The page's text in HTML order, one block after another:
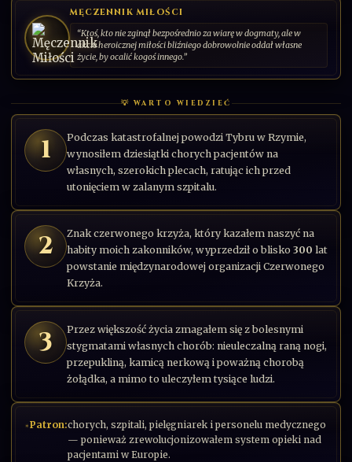
MĘCZENNIK MIŁOŚCI
“Ktoś, kto nie zginął bezpośrednio za wiarę w dogmaty, ale w
akcie heroicznej miłości bliźniego dobrowolnie oddał własne
życie, by ocalić kogoś innego.”
💡 WARTO WIEDZIEĆ
1
Podczas katastrofalnej powodzi Tybru w Rzymie,
wynosiłem dziesiątki chorych pacjentów na
własnych, szerokich plecach, ratując ich przed
utonięciem w zalanym szpitalu.
2
Znak czerwonego krzyża, który kazałem naszyć na
habity moich zakonników, wyprzedził o blisko 300 lat
powstanie międzynarodowej organizacji Czerwonego
Krzyża.
3
Przez większość życia zmagałem się z bolesnymi
stygmatami własnych chorób: nieuleczalną raną nogi,
przepukliną, kamicą nerkową i poważną chorobą
żołądka, a mimo to uleczyłem tysiące ludzi.
Patron:chorych, szpitali, pielęgniarek i personelu medycznego
— ponieważ zrewolucjonizowałem system opieki nad
pacjentami w Europie.